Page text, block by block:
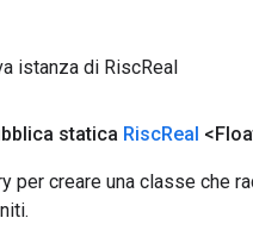
istanza di RiscReal
statica RiscReal
per creare una classe che